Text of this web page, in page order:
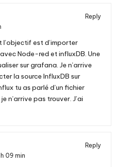
Reply
l’objectif est d’importer
Node-red et influxDB. Une
sur grafana. Je n’arrive
la source InfluxDB sur
tu as parlé d’un fichier
n’arrive pas trouver. J’ai
Reply
09 min